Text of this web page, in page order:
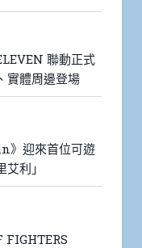
聯動正式
實體周邊登場
》迎來首位可遊
利」
FIGHTERS